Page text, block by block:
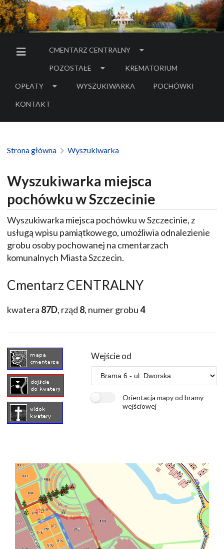
MENU BOCZNE
CMENTARZ CENTRALNY
POZOSTAŁE KREMATORIUM
OPŁATY WYSZUKIWARKA POCHÓWKI
- LINK DO SERWISU
KONTAKT
Strona główna Wyszukiwarka
Wyszukiwarka miejsca
pochówku w Szczecinie
Wyszukiwarka miejsca pochówku w Szczecinie, z
usługą wpisu pamiątkowego, umożliwia odnalezienie
grobu osoby pochowanej na cmentarzach
komunalnych Miasta Szczecin.
Cmentarz CENTRALNY
kwatera 87D, rząd 8, numer grobu4
Wejście od
Orientacja mapy od bramy
wejściowej